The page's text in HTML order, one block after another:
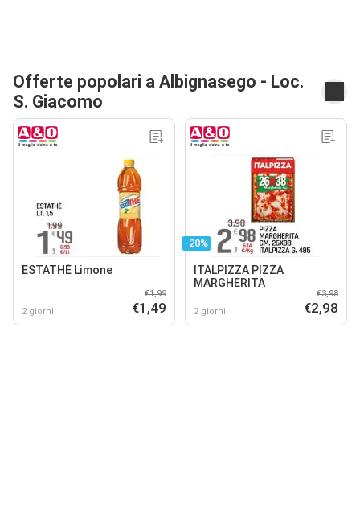
Offerte popolari a Albignasego - Loc.
S. Giacomo
ESTATHÈ Limone
2 giorni
€1,99
€1,49
-20%
ITALPIZZA PIZZA
MARGHERITA
2 giorni
€3,98
€2,98